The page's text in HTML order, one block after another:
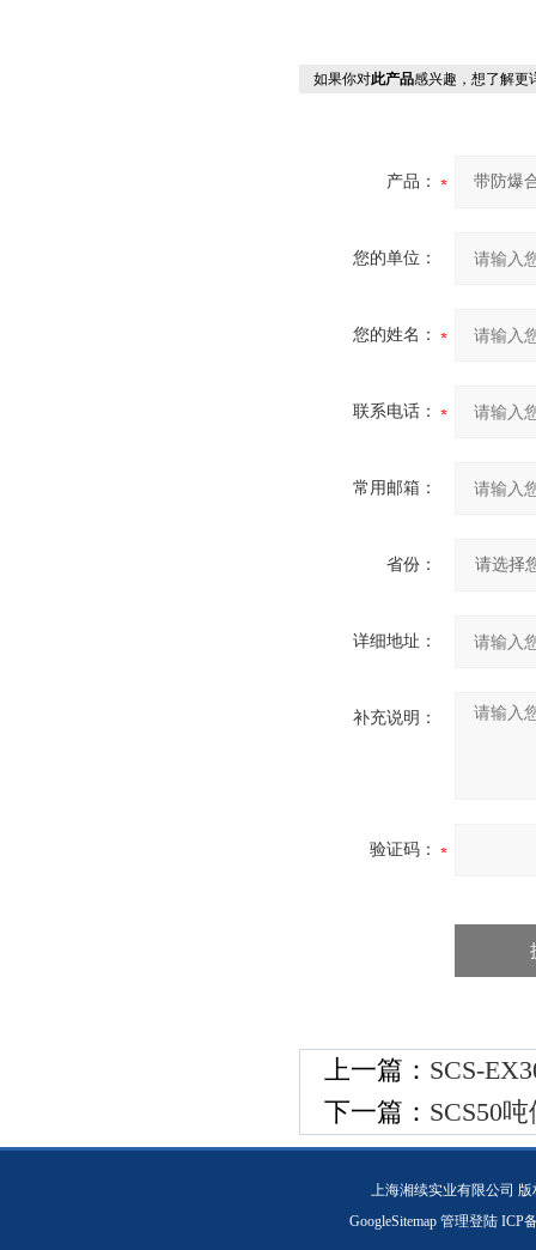
如果你对此产品感兴趣，想了解更
产品：
您的单位：
您的姓名：
联系电话：
常用邮箱：
省份：
详细地址：
补充说明：
验证码：
上一篇： SCS-
下一篇： SCS50
上海湘续实业有限公司
GoogleSitemap 管理登陆ICP